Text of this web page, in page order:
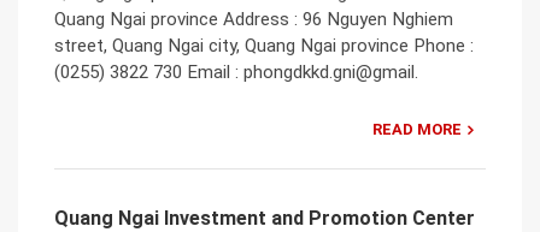
Quang Ngai province Address : 96 Nguyen Nghiem
street, Quang Ngai city, Quang Ngai province Phone :
(0255) 3822 730 Email : phongdkkd.gni@gmail.
READ MORE
Quang Ngai Investment and Promotion Center